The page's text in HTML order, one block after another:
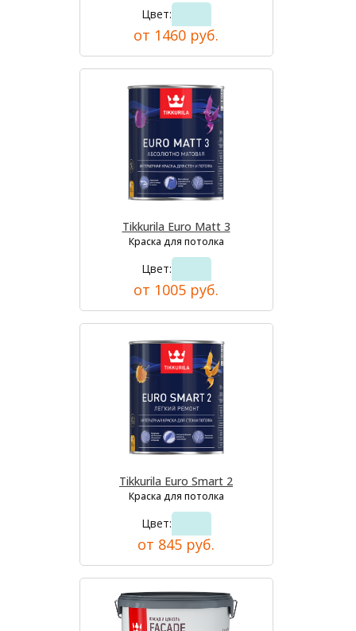
Цвет:
от 1460 руб.
Tikkurila Euro Matt 3
Краска для потолка
Цвет:
от 1005 руб.
Tikkurila Euro Smart 2
Краска для потолка
Цвет:
от 845 руб.